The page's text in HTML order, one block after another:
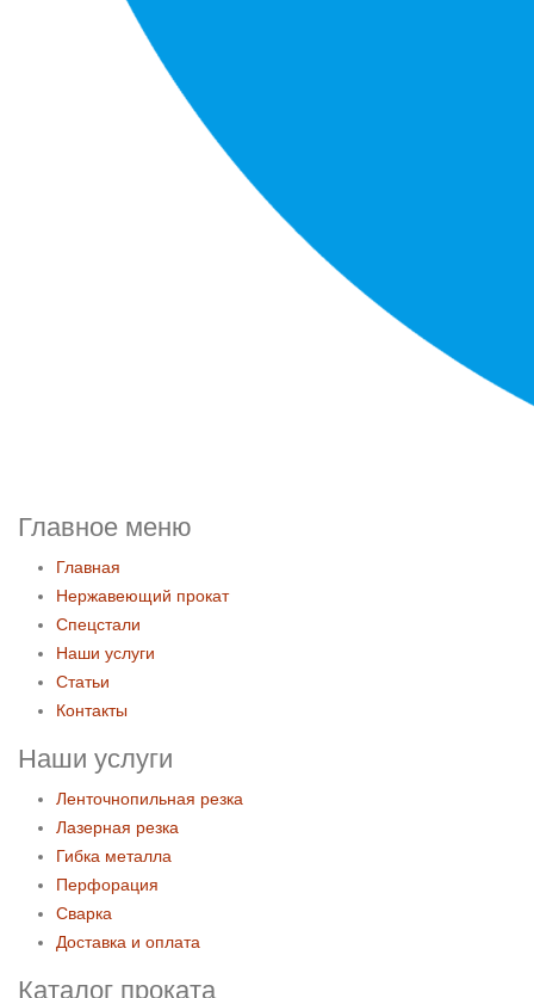
Главное меню
Главная
Нержавеющий прокат
Спецстали
Наши услуги
Статьи
Контакты
Наши услуги
Ленточнопильная резка
Лазерная резка
Гибка металла
Перфорация
Сварка
Доставка и оплата
Каталог проката